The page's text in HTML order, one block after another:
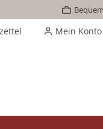
Mein Konto